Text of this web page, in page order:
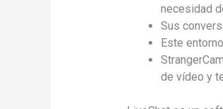
necesidad
Sus
Este
de vídeo y